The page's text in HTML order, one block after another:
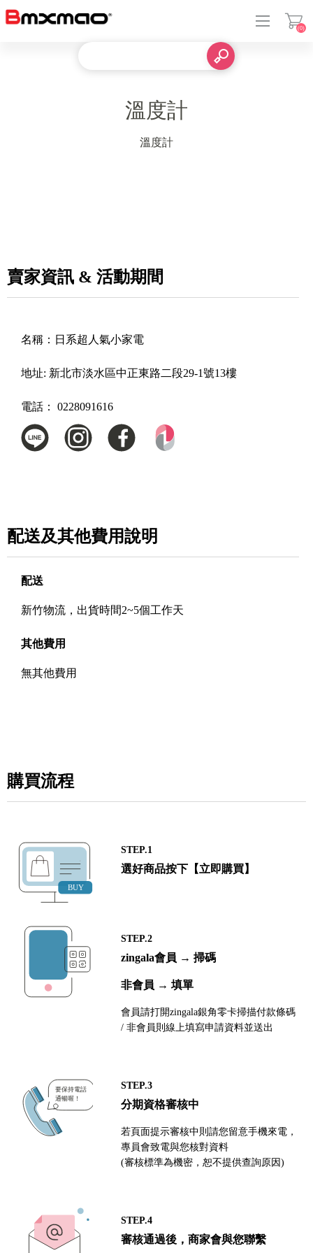
(0)
溫度計
溫度計
賣家資訊 & 活動期間
名稱： 日系超人氣小家電
地址: 新北市淡水區中正東路二段29-1號13樓
電話： 0228091616
配送及其他費用說明
配送
新竹物流，出貨時間2~5個工作天
其他費用
無其他費用
購買流程
STEP.1
選好商品按下【立即購買】
STEP.2
zingala會員 → 掃碼
非會員 → 填單
會員請打開zingala銀角零卡掃描付款條碼
/ 非會員則線上填寫申請資料並送出
STEP.3
分期資格審核中
若頁面提示審核中則請您留意手機來電，
專員會致電與您核對資料
(審核標準為機密，恕不提供查詢原因)
STEP.4
審核通過後，商家會與您聯繫